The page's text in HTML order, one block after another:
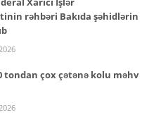
rəhbəri Bakıda şəhidlərin
tondan çox çətənə kolu məhv